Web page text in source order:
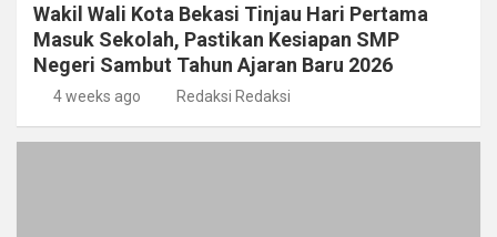
Wakil Wali Kota Bekasi Tinjau Hari Pertama
Masuk Sekolah, Pastikan Kesiapan SMP
Negeri Sambut Tahun Ajaran Baru 2026
4 weeks ago Redaksi Redaksi